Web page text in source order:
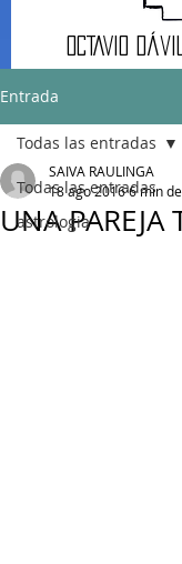
oCTAVIO
Entrada
Todas las entradas
astrologia
Todas las entradas
UNA PAREJA
SAIVA RAULINGA
18 ago 20166 min